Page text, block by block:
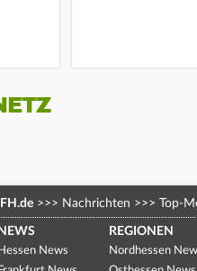
>>> Nachrichten >>> Top-
NEWS
Hessen News
REGIONEN
Nordhessen